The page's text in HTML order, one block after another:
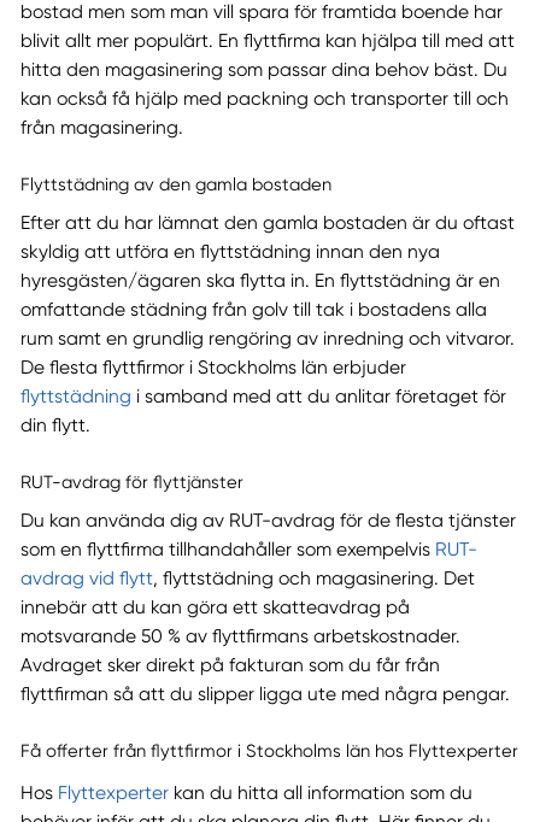
bostad men som man vill spara för framtida boende har
blivit allt mer populärt. En flyttfirma kan hjälpa till med att
hitta den magasinering som passar dina behov bäst. Du
kan också få hjälp med packning och transporter till och
från magasinering.
Flyttstädning av den gamla bostaden
Efter att du har lämnat den gamla bostaden är du oftast
skyldig att utföra en flyttstädning innan den nya
hyresgästen/ägaren ska flytta in. En flyttstädning är en
omfattande städning från golv till tak i bostadens alla
rum samt en grundlig rengöring av inredning och vitvaror.
De flesta flyttfirmor i Stockholms län erbjuder
flyttstädning i samband med att du anlitar företaget för
din flytt.
RUT-avdrag för flyttjänster
Du kan använda dig av RUT-avdrag för de flesta tjänster
som en flyttfirma tillhandahåller som exempelvis RUT-
avdrag vid flytt, flyttstädning och magasinering. Det
innebär att du kan göra ett skatteavdrag på
motsvarande 50 % av flyttfirmans arbetskostnader.
Avdraget sker direkt på fakturan som du får från
flyttfirman så att du slipper ligga ute med några pengar.
Få offerter från flyttfirmor i Stockholms län hos Flyttexperter
Hos Flyttexperter kan du hitta all information som du